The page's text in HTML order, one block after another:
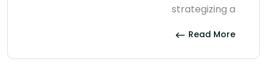
strategizing a
Read More